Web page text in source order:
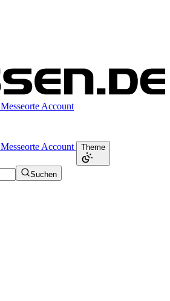
Messeorte Account
Messeorte Account Theme
Suchen